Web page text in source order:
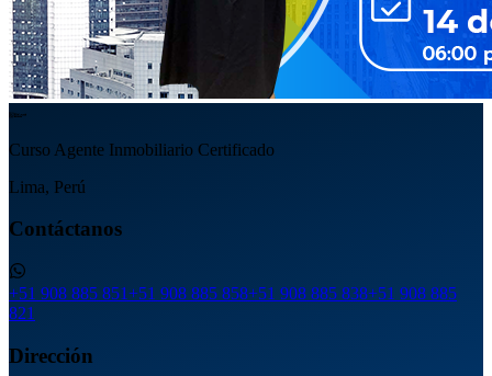
Curso Agente Inmobiliario Certificado
Lima, Perú
Contáctanos
+51 908 885 851+51 908 885 858+51 908 885 838+51 908 885
821
Dirección